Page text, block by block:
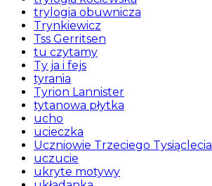
trylogia obuwnicza
Trynkiewicz
Tss Gerritsen
tu czytamy
Ty ja i fejs
tyrania
Tyrion Lannister
tytanowa płytka
ucho
ucieczka
Uczniowie Trzeciego Tysiąclecia
uczucie
ukryte motywy